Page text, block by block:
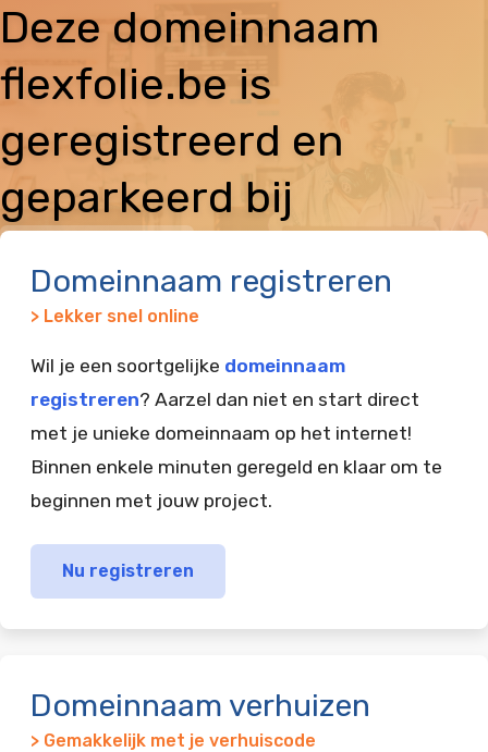
Deze domeinnaam
flexfolie.be is
geregistreerd en
geparkeerd bij
Domeinnaam registreren
> Lekker snel online
Wil je een soortgelijke domeinnaam
registreren? Aarzel dan niet en start direct
met je unieke domeinnaam op het internet!
Binnen enkele minuten geregeld en klaar om te
beginnen met jouw project.
Nu registreren
Domeinnaam verhuizen
> Gemakkelijk met je verhuiscode